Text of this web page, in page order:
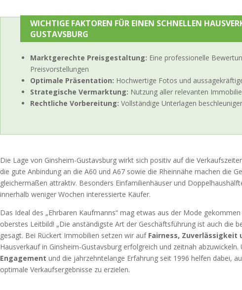
WICHTIGE FAKTOREN FÜR EINEN SCHNELLEN
GUSTAVSBURG
Marktgerechte Preisgestaltung: Eine professionelle
Preisvorstellungen
Optimale Präsentation: Hochwertige Fotos und
Strategische Vermarktung: Nutzung aller relevanten
Rechtliche Vorbereitung: Vollständige Unterlagen
Die Lage von Ginsheim-Gustavsburg wirkt sich positiv auf die
die gute Anbindung an die A60 und A67 sowie die Rheinnähe machen die
gleichermaßen attraktiv. Besonders Einfamilienhäuser und
innerhalb weniger Wochen interessierte Käufer.
Das Ideal des „Ehrbaren Kaufmanns“ mag etwas aus der Mode
oberstes Leitbild! „Die anständigste Art der Geschäftsführung ist auch die
gesagt. Bei Rückert Immobilien setzen wir auf Fairness, Zuverlässigkeit
Hausverkauf in Ginsheim-Gustavsburg erfolgreich und zeitnah abzuwickeln.
Engagement und die jahrzehntelange Erfahrung seit 1996 helfen dabei,
optimale Verkaufsergebnisse zu erzielen.